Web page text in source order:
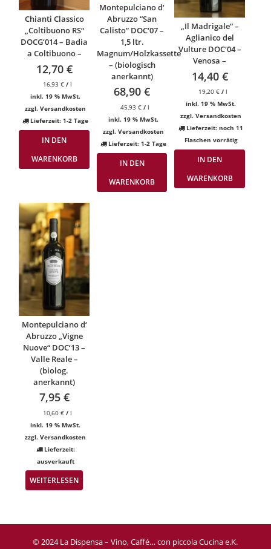
Chianti Classico
„Coltibuono RS“
DOCG‘014 – Badia
a Coltibuono –
12,70 €
16,93 €/ l
inkl. 19 % MwSt.
zzgl.Versandkosten
Lieferzeit:1-2 Tage
IN DEN
WARENKORB
Montepulciano d‘
Abruzzo “San
Calisto” DOC‘07 –
1,5 ltr.
Magnum/Holzkassette
– (biologisch
anerkannt)
68,90€
45,93€ /l
inkl. 19 % MwSt.
zzgl. Versandkosten
Lieferzeit: 1-2 Tage
IN DEN
WARENKORB
„Il Madrigale“ –
Aglianico del
Vulture DOC‘04 –
Venosa –
14,40 €
19,20 €/ l
inkl. 19 % MwSt.
zzgl.Versandkosten
Lieferzeit:noch 11
Flaschen vorrätig
IN DEN
WARENKORB
Montepulciano d‘
Abruzzo „Vigne
Nuove“ DOC‘13 –
Valle Reale –
(biolog.
anerkannt)
7,95 €
10,60 €/ l
inkl. 19 % MwSt.
zzgl.Versandkosten
Lieferzeit:
ausverkauft
WEITERLESEN
© 2024 La Dispensa – Vino, Caffé… con piccola Cucina e.K.